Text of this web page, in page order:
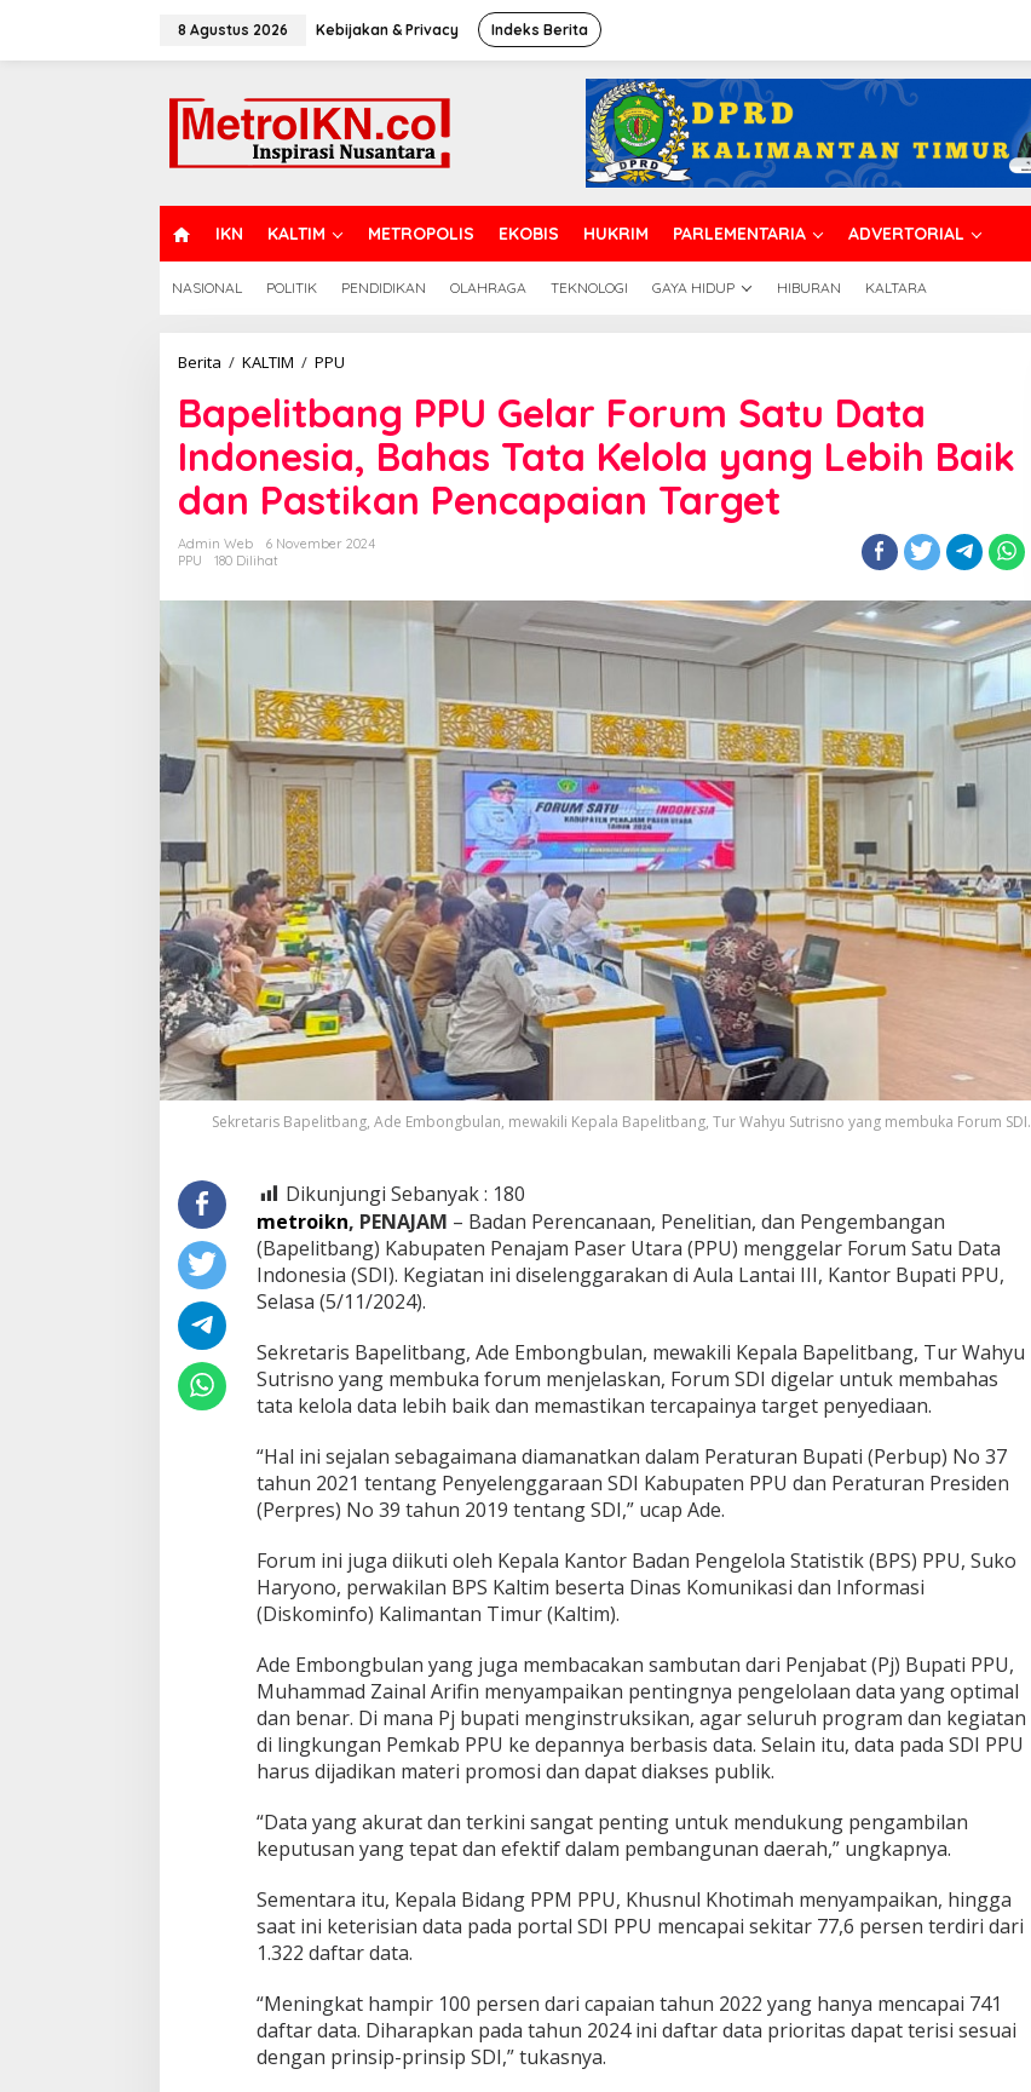
8 Agustus 2026 Kebijakan & Privacy Indeks Berita
O
M
IKN KALTIM METROPOLIS EKOBIS HUKRIM PARLEMENTARIA ADVERTORIAL
NASIONAL POLITIK PENDIDIKAN OLAHRAGA TEKNOLOGI GAYA HIDUP HIBURAN KALTARA
Berita / KALTIM / PPU
Gelar
Forum
Satu
Data
Indonesia,
Bahas
Tata
Lebih
Pencapaian
Target
Bapelitbang PPU Gelar Forum Satu Data
Indonesia, Bahas Tata Kelola yang Lebih Baik
dan Pastikan Pencapaian Target
Admin Web
6 November 2024
PPU
180 Dilihat
Sekretaris Bapelitbang, Ade Embongbulan, mewakili Kepala Bapelitbang, Tur Wahyu Sutrisno yang membuka Forum SDI.
Dikunjungi Sebanyak : 180
metroikn, PENAJAM – Badan Perencanaan, Penelitian, dan Pengembangan
(Bapelitbang) Kabupaten Penajam Paser Utara (PPU) menggelar Forum Satu Data
Indonesia (SDI). Kegiatan ini diselenggarakan di Aula Lantai III, Kantor Bupati PPU,
Selasa (5/11/2024).
Sekretaris Bapelitbang, Ade Embongbulan, mewakili Kepala Bapelitbang, Tur Wahyu
Sutrisno yang membuka forum menjelaskan, Forum SDI digelar untuk membahas
tata kelola data lebih baik dan memastikan tercapainya target penyediaan.
“Hal ini sejalan sebagaimana diamanatkan dalam Peraturan Bupati (Perbup) No 37
tahun 2021 tentang Penyelenggaraan SDI Kabupaten PPU dan Peraturan Presiden
(Perpres) No 39 tahun 2019 tentang SDI,” ucap Ade.
Forum ini juga diikuti oleh Kepala Kantor Badan Pengelola Statistik (BPS) PPU, Suko
Haryono, perwakilan BPS Kaltim beserta Dinas Komunikasi dan Informasi
(Diskominfo) Kalimantan Timur (Kaltim).
Ade Embongbulan yang juga membacakan sambutan dari Penjabat (Pj) Bupati PPU,
Muhammad Zainal Arifin menyampaikan pentingnya pengelolaan data yang optimal
dan benar. Di mana Pj bupati menginstruksikan, agar seluruh program dan kegiatan
di lingkungan Pemkab PPU ke depannya berbasis data. Selain itu, data pada SDI PPU
harus dijadikan materi promosi dan dapat diakses publik.
“Data yang akurat dan terkini sangat penting untuk mendukung pengambilan
keputusan yang tepat dan efektif dalam pembangunan daerah,” ungkapnya.
Sementara itu, Kepala Bidang PPM PPU, Khusnul Khotimah menyampaikan, hingga
saat ini keterisian data pada portal SDI PPU mencapai sekitar 77,6 persen terdiri dari
1.322 daftar data.
“Meningkat hampir 100 persen dari capaian tahun 2022 yang hanya mencapai 741
daftar data. Diharapkan pada tahun 2024 ini daftar data prioritas dapat terisi sesuai
dengan prinsip-prinsip SDI,” tukasnya.